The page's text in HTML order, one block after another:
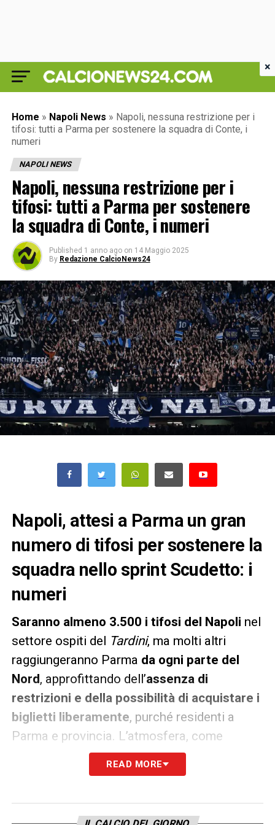
Home » Napoli News » Napoli, nessuna restrizione per i
tifosi: tutti a Parma per sostenere la squadra di Conte, i
numeri
NAPOLI NEWS
Napoli, nessuna restrizione per i
tifosi: tutti a Parma per sostenere
la squadra di Conte, i numeri
Published 1 anno ago on 14 Maggio 2025
By Redazione CalcioNews24
Napoli, attesi a Parma un gran
numero di tifosi per sostenere la
squadra nello sprint Scudetto: i
numeri
Saranno almeno 3.500 i tifosi del Napoli nel
settore ospiti del Tardini, ma molti altri
raggiungeranno Parma da ogni parte del
Nord, approfittando dell’assenza di
restrizioni e della possibilità di acquistare i
biglietti liberamente, purché residenti a
Parma e provincia. L’atmosfera, come
la Gazzetta dello Sport
preannuncia elettrica, con unafflusso
READ MORE
×